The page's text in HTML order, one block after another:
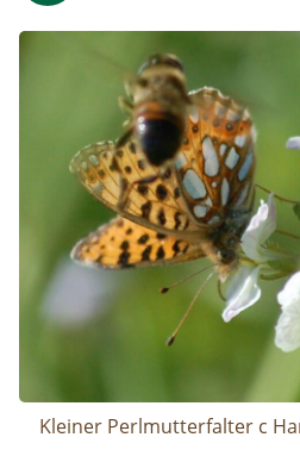
Kleiner Perlmutterfalter c